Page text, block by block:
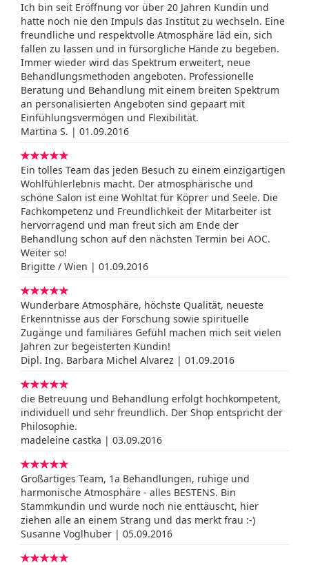
Ich bin seit Eröffnung vor über 20 Jahren Kundin und
hatte noch nie den Impuls das Institut zu wechseln. Eine
freundliche und respektvolle Atmosphäre läd ein, sich
fallen zu lassen und in fürsorgliche Hände zu begeben.
Immer wieder wird das Spektrum erweitert, neue
Behandlungsmethoden angeboten. Professionelle
Beratung und Behandlung mit einem breiten Spektrum
an personalisierten Angeboten sind gepaart mit
Einfühlungsvermögen und Flexibilität.
Martina S. | 01.09.2016
Ein tolles Team das jeden Besuch zu einem einzigartigen
Wohlfühlerlebnis macht. Der atmosphärische und
schöne Salon ist eine Wohltat für Köprer und Seele. Die
Fachkompetenz und Freundlichkeit der Mitarbeiter ist
hervorragend und man freut sich am Ende der
Behandlung schon auf den nächsten Termin bei AOC.
Weiter so!
Brigitte / Wien | 01.09.2016
Wunderbare Atmosphäre, höchste Qualität, neueste
Erkenntnisse aus der Forschung sowie spirituelle
Zugänge und familiäres Gefühl machen mich seit vielen
Jahren zur begeisterten Kundin!
Dipl. Ing. Barbara Michel Alvarez | 01.09.2016
die Betreuung und Behandlung erfolgt hochkompetent,
individuell und sehr freundlich. Der Shop entspricht der
Philosophie.
madeleine castka | 03.09.2016
Großartiges Team, 1a Behandlungen, ruhige und
harmonische Atmosphäre - alles BESTENS. Bin
Stammkundin und wurde noch nie enttäuscht, hier
ziehen alle an einem Strang und das merkt frau :-)
Susanne Voglhuber | 05.09.2016